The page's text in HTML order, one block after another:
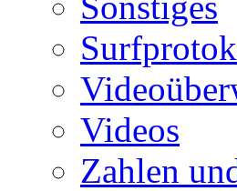
Videos
Zahlen